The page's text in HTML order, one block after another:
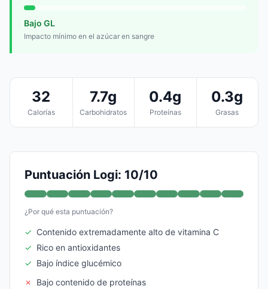
Bajo GL
Impacto mínimo en el azúcar en sangre
32
Calorías
7.7g
Carbohidratos
0.4g
Proteínas
0.3g
Grasas
Puntuación Logi: 10/10
¿Por qué esta puntuación?
✓ Contenido extremadamente alto de vitamina C
✓ Rico en antioxidantes
✓ Bajo índice glucémico
✗
Bajo contenido de proteínas